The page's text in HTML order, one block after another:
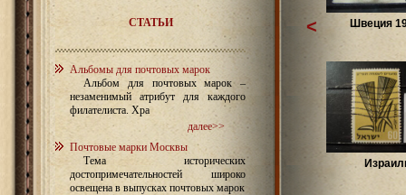
СТАТЬИ
Альбомы для почтовых марок
Альбом для почтовых марок –
незаменимый атрибут для каждого
филателиста. Хра
далее>>
Почтовые марки Москвы
Тема исторических
достопримечательностей широко
освещена в выпусках почтовых марок
Швеция
<